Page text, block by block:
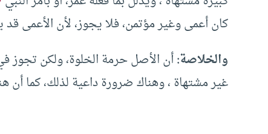
كان أعمى وغير مؤتمن، فلا يجوز، لأن الأعمى قد
والخلاصة:أن الأصل حرمة الخلوة، ولكن تجوز
غير مشتهاة ، وهناك ضرورة داعية لذلك، كما أن